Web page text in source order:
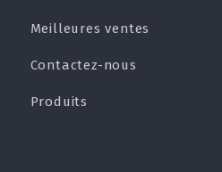
Meilleures ventes
Contactez-nous
Produits